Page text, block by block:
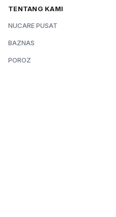
TENTANG KAMI
NUCARE PUSAT
BAZNAS
POROZ